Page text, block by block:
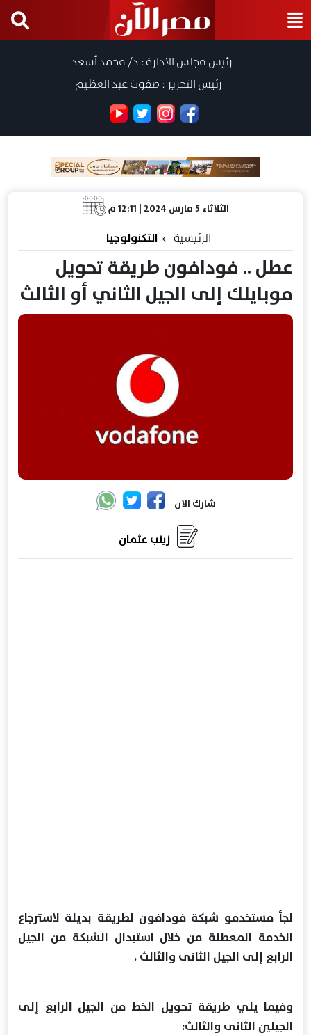
رئيس مجلس الادارة : د/ محمد أسعد
رئيس التحرير : صفوت عبد العظيم
الثلاثاء 5 مارس 2024 | 12:11 م
الرئيسية التكنولوجيا
عطل .. فودافون طريقة تحويل
موبايلك إلى الجيل الثاني أو الثالث
شارك الان
زينب عثمان
لجأ مستخدمو شبكة فودافون لطريقة بديلة لاسترجاع
الخدمة المعطلة من خلال استبدال الشبكة من الجيل
الرابع إلى الجيل الثانى والثالث .
وفيما يلي طريقة تحويل الخط من الجيل الرابع إلى
الجيلين الثانى والثالث: